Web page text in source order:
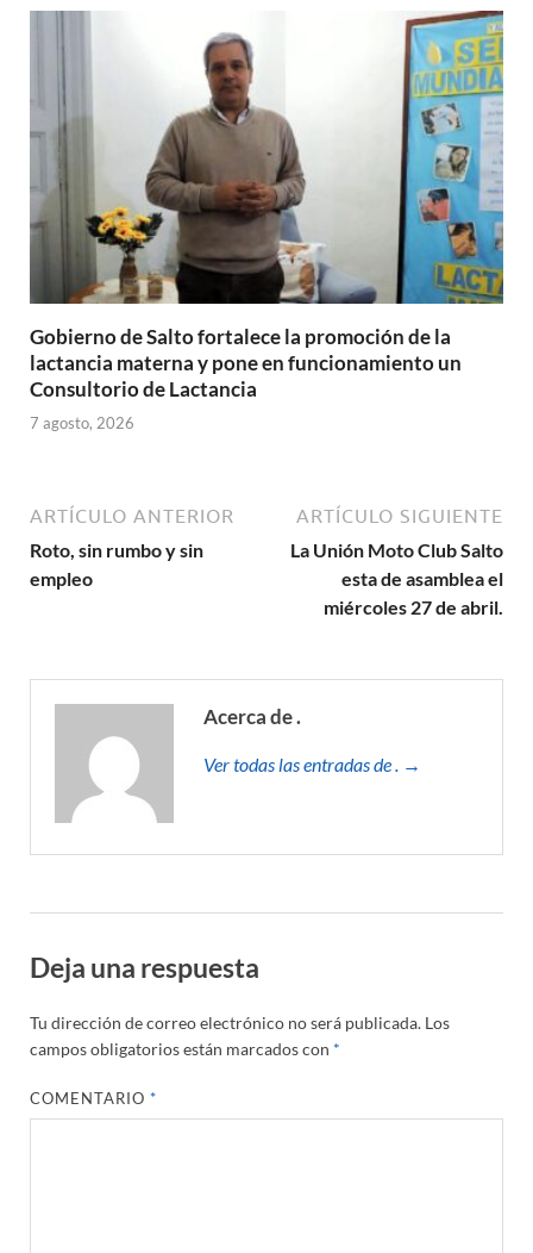
Gobierno de Salto fortalece la promoción de la
lactancia materna y pone en funcionamiento un
Consultorio de Lactancia
7 agosto, 2026
ARTÍCULO ANTERIOR
Roto, sin rumbo y sin
empleo
ARTÍCULO SIGUIENTE
La Unión Moto Club Salto
esta de asamblea el
miércoles 27 de abril.
Acerca de .
Ver todas las entradas de . →
Deja una respuesta
Tu dirección de correo electrónico no será publicada. Los
campos obligatorios están marcados con *
COMENTARIO*